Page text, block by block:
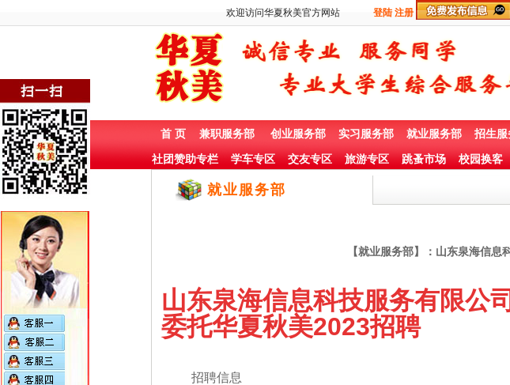
欢迎访问华夏秋美官方网站 登陆 注册
首 页 兼职服务部 创业服务部 实习服务部 就业服务部 招生服
社团赞助专栏 学车专区 交友专区 旅游专区 跳蚤市场 校园换客
就业服务部
【就业服务部】：山东泉海信息
山东泉海信息科技服务有限公
委托华夏秋美2023招聘
招聘信息